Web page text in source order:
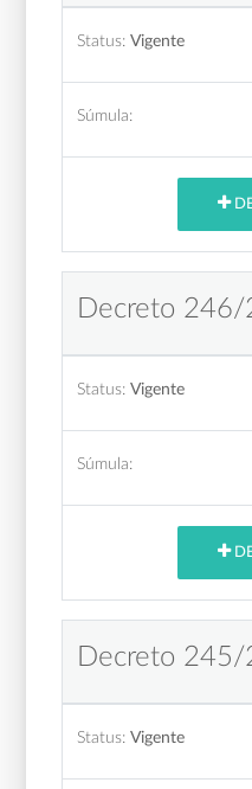
Status: Vigente
Súmula:
Decreto
Status: Vigente
Súmula:
Decreto
Status: Vigente